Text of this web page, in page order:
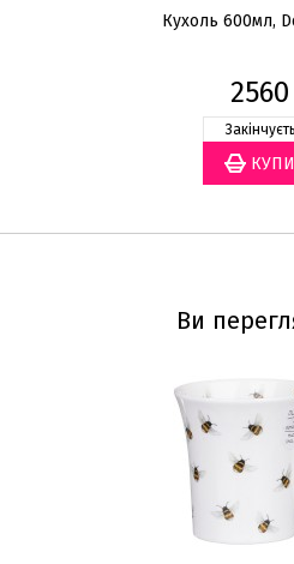
Кухоль 600мл,
2560
Ви